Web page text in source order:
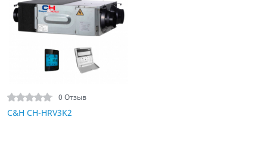
0 Отзыв
C&H CH-HRV3K2